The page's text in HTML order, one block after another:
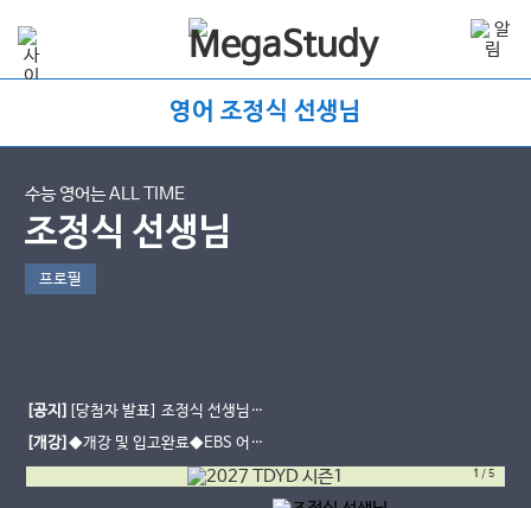
영어 조정식 선생님
수능 영어는 ALL TIME
조정식 선생님
프로필
[공지] [당첨자 발표] 조정식 선생님
여름방학 학습다짐 이벤트
[개강]◆개강 및 입고완료◆EBS 어휘
개강 - [2027] 의미에 유의해야 할
1 /5